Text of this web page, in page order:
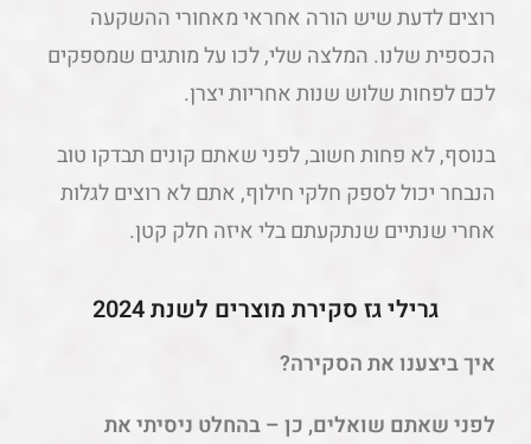
רוצים לדעת שיש הורה אחראי מאחורי ההשקעה
הכספית שלנו. המלצה שלי, לכו על מותגים שמספקים
לכם לפחות שלוש שנות אחריות יצרן.
בנוסף, לא פחות חשוב, לפני שאתם קונים תבדקו טוב
הנבחר יכול לספק חלקי חילוף, אתם לא רוצים לגלות
אחרי שנתיים שנתקעתם בלי איזה חלק קטן.
גרילי גז סקירת מוצרים לשנת 2024
איך ביצענו את הסקירה?
לפני שאתם שואלים, כן – בהחלט ניסיתי את